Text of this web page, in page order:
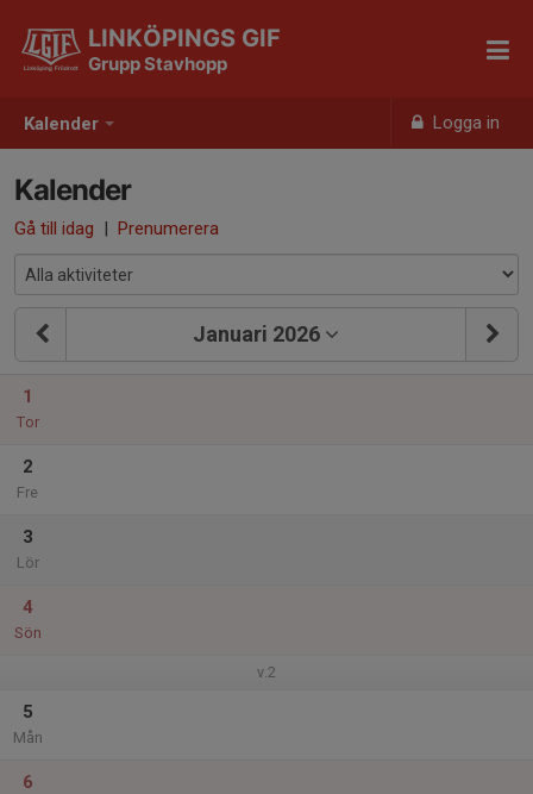
Kalender Logga in
LINKÖPINGS GIF
Grupp Stavhopp
Kalender
Gå till idag | Prenumerera
Januari 2026
1
Tor
2
Fre
3
Lör
4
Sön
v.2
5
Mån
6